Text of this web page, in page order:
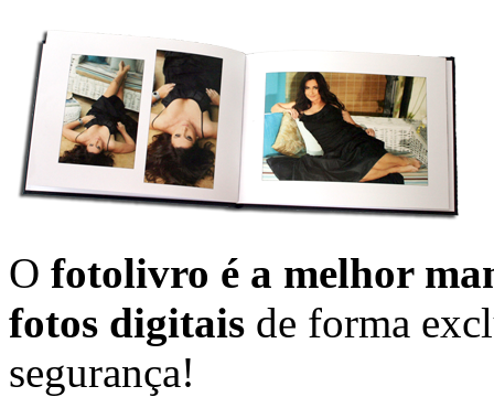
O fotolivro é a melhor
fotos digitais de forma
segurança!